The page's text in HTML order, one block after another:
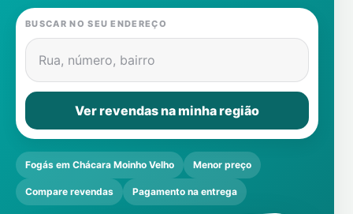
Gás
Contatos
BUSCAR NO SEU ENDEREÇO
Rua, número, bairro
Ver revendas na minha região
Fogás em Chácara Moinho Velho Menor preço
Compare revendas Pagamento na entrega